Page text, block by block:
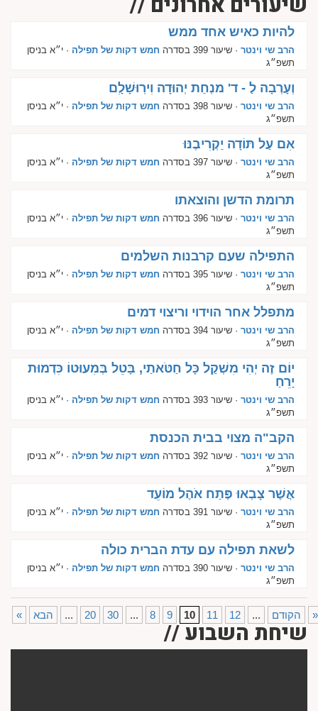
להיות כאיש אחד ממש
הרב שי וינטר · שיעור 399 בסדרה חמש דקות של תפילה · י״א בניסן
תשפ״ג
וְעָרְבָה לַ - ד' מנְחַת יְהוּדָה וִירֽוּשָׁלִָם
הרב שי וינטר · שיעור 398 בסדרה חמש דקות של תפילה · י״א בניסן
תשפ״ג
אִם עַל תּוֹדָה יַקְרִיבֶנּוּ
הרב שי וינטר · שיעור 397 בסדרה חמש דקות של תפילה · י״א בניסן
תשפ״ג
תרומת הדשן והוצאתו
הרב שי וינטר · שיעור 396 בסדרה חמש דקות של תפילה · י״א בניסן
תשפ״ג
התפילה שעם קרבנות השלמים
הרב שי וינטר · שיעור 395 בסדרה חמש דקות של תפילה · י״א בניסן
תשפ״ג
מתפלל אחר הוידוי וריצוי דמים
הרב שי וינטר · שיעור 394 בסדרה חמש דקות של תפילה · י״א בניסן
תשפ״ג
יוֹם זֶה יְהִי מִשְׁקַל כָּל חַטֹּאתַי, בָּטֵל בְּמִעוּטוֹ כִּדְמוּת
יָרֵחַ
הרב שי וינטר · שיעור 393 בסדרה חמש דקות של תפילה · י״א בניסן
תשפ״ג
הקב"ה מצוי בבית הכנסת
הרב שי וינטר · שיעור 392 בסדרה חמש דקות של תפילה · י״א בניסן
תשפ״ג
אֲשֶׁר צָבְאוּ פֶּתַח אֹהֶל מוֹעֵד
הרב שי וינטר · שיעור 391 בסדרה חמש דקות של תפילה · י״א בניסן
תשפ״ג
לשאת תפילה עם עדת הברית כולה
הרב שי וינטר · שיעור 390 בסדרה חמש דקות של תפילה · י״א בניסן
תשפ״ג
« הקודם ...
8 9 10 11 12
...
20 30
... הבא »
שיחת השבוע //